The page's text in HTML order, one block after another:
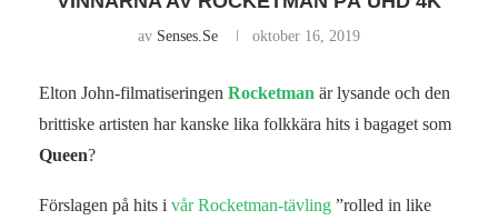
av Senses.se oktober 16, 2019
Elton John-filmatiseringen Rocketman är lysande och den
brittiske artisten har kanske lika folkkära hits i bagaget som
Queen?
Förslagen på hits i vår Rocketman-tävling ”rolled in like